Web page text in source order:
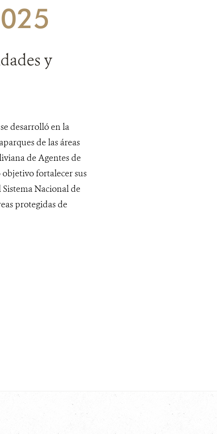
y
desarrolló en la
de las áreas
de Agentes de
fortalecer sus
Nacional de
protegidas de